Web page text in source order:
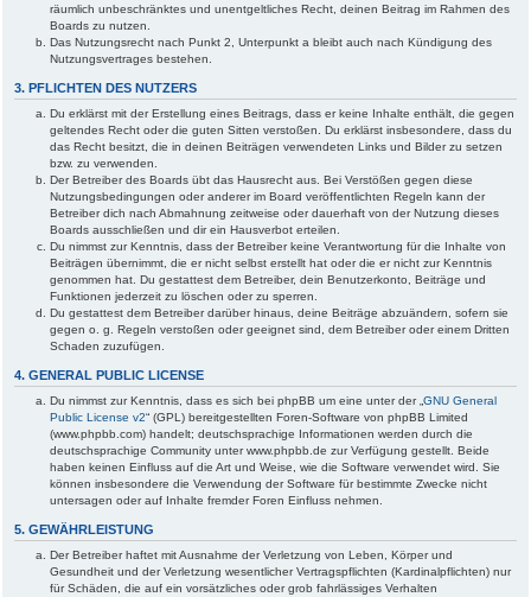
räumlich unbeschränktes und unentgeltliches Recht, deinen Beitrag im Rahmen des
Boards zu nutzen.
Das Nutzungsrecht nach Punkt 2, Unterpunkt a bleibt auch nach Kündigung des
Nutzungsvertrages bestehen.
3. PFLICHTEN DES NUTZERS
Du erklärst mit der Erstellung eines Beitrags, dass er keine Inhalte enthält, die gegen
geltendes Recht oder die guten Sitten verstoßen. Du erklärst insbesondere, dass du
das Recht besitzt, die in deinen Beiträgen verwendeten Links und Bilder zu setzen
bzw. zu verwenden.
Der Betreiber des Boards übt das Hausrecht aus. Bei Verstößen gegen diese
Nutzungsbedingungen oder anderer im Board veröffentlichten Regeln kann der
Betreiber dich nach Abmahnung zeitweise oder dauerhaft von der Nutzung dieses
Boards ausschließen und dir ein Hausverbot erteilen.
Du nimmst zur Kenntnis, dass der Betreiber keine Verantwortung für die Inhalte von
Beiträgen übernimmt, die er nicht selbst erstellt hat oder die er nicht zur Kenntnis
genommen hat. Du gestattest dem Betreiber, dein Benutzerkonto, Beiträge und
Funktionen jederzeit zu löschen oder zu sperren.
Du gestattest dem Betreiber darüber hinaus, deine Beiträge abzuändern, sofern sie
gegen o. g. Regeln verstoßen oder geeignet sind, dem Betreiber oder einem Dritten
Schaden zuzufügen.
4. GENERAL PUBLIC LICENSE
Du nimmst zur Kenntnis, dass es sich bei phpBB um eine unter der „ GNU General
Public License v2“ (GPL) bereitgestellten Foren-Software von phpBB Limited
(www.phpbb.com) handelt; deutschsprachige Informationen werden durch die
deutschsprachige Community unter www.phpbb.de zur Verfügung gestellt. Beide
haben keinen Einfluss auf die Art und Weise, wie die Software verwendet wird. Sie
können insbesondere die Verwendung der Software für bestimmte Zwecke nicht
untersagen oder auf Inhalte fremder Foren Einfluss nehmen.
5. GEWÄHRLEISTUNG
Der Betreiber haftet mit Ausnahme der Verletzung von Leben, Körper und
Gesundheit und der Verletzung wesentlicher Vertragspflichten (Kardinalpflichten) nur
für Schäden, die auf ein vorsätzliches oder grob fahrlässiges Verhalten